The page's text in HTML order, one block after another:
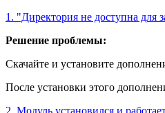
1. "Директория не доступна для
Решение проблемы:
Скачайте и установите
После установки этого
2. Модуль установился и